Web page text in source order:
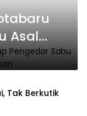
Asal
Tak Berkutik